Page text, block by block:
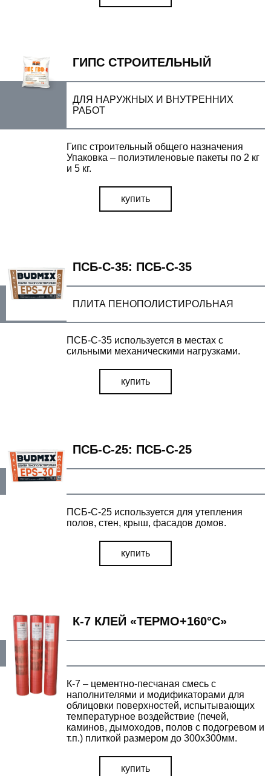
УТОЧНИТЬ ЦЕНУ
наш менеджер свяжется с вами в ближайшее
ГИПС СТРОИТЕЛЬНЫЙ
ДЛЯ НАРУЖНЫХ И ВНУТРЕННИХ
РАБОТ
Гипс строительный общего назначения
Упаковка – полиэтиленовые пакеты по 2 кг
и 5 кг.
купить
ПСБ-С-35: ПСБ-С-35
ПЛИТА ПЕНОПОЛИСТИРОЛЬНАЯ
ПСБ-С-35 используется в местах с
сильными механическими нагрузками.
купить
ПСБ-С-25: ПСБ-С-25
ПСБ-С-25 используется для утепления
полов, стен, крыш, фасадов домов.
купить
К-7 КЛЕЙ «ТЕРМО+160°С»
К-7 – цементно-песчаная смесь с
наполнителями и модификаторами для
облицовки поверхностей, испытывающих
температурное воздействие (печей,
каминов, дымоходов, полов с подогревом и
т.п.) плиткой размером до 300х300мм.
купить
ВІДПРАВИТИ ЗАПИТ
Залиште Ваші контактні дані та ми зв'яжемось з Вами
найближчим часом.